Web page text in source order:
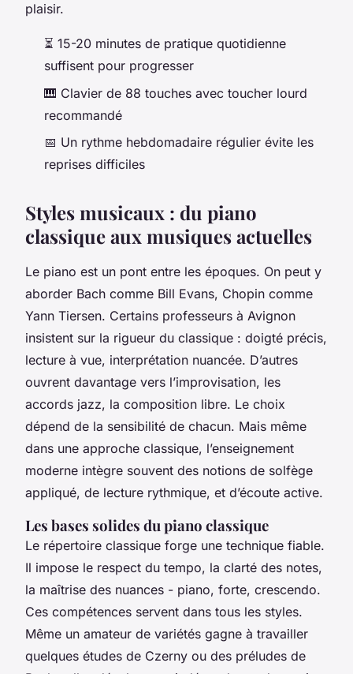
plaisir.
⏳ 15-20 minutes de pratique quotidienne
suffisent pour progresser
🎹 Clavier de 88 touches avec toucher lourd
recommandé
📅 Un rythme hebdomadaire régulier évite les
reprises difficiles
Styles musicaux : du piano
classique aux musiques actuelles
Le piano est un pont entre les époques. On peut y
aborder Bach comme Bill Evans, Chopin comme
Yann Tiersen. Certains professeurs à Avignon
insistent sur la rigueur du classique : doigté précis,
lecture à vue, interprétation nuancée. D’autres
ouvrent davantage vers l’improvisation, les
accords jazz, la composition libre. Le choix
dépend de la sensibilité de chacun. Mais même
dans une approche classique, l’enseignement
moderne intègre souvent des notions de solfège
appliqué, de lecture rythmique, et d’écoute active.
Les bases solides du piano classique
Le répertoire classique forge une technique fiable.
Il impose le respect du tempo, la clarté des notes,
la maîtrise des nuances - piano, forte, crescendo.
Ces compétences servent dans tous les styles.
Même un amateur de variétés gagne à travailler
quelques études de Czerny ou des préludes de